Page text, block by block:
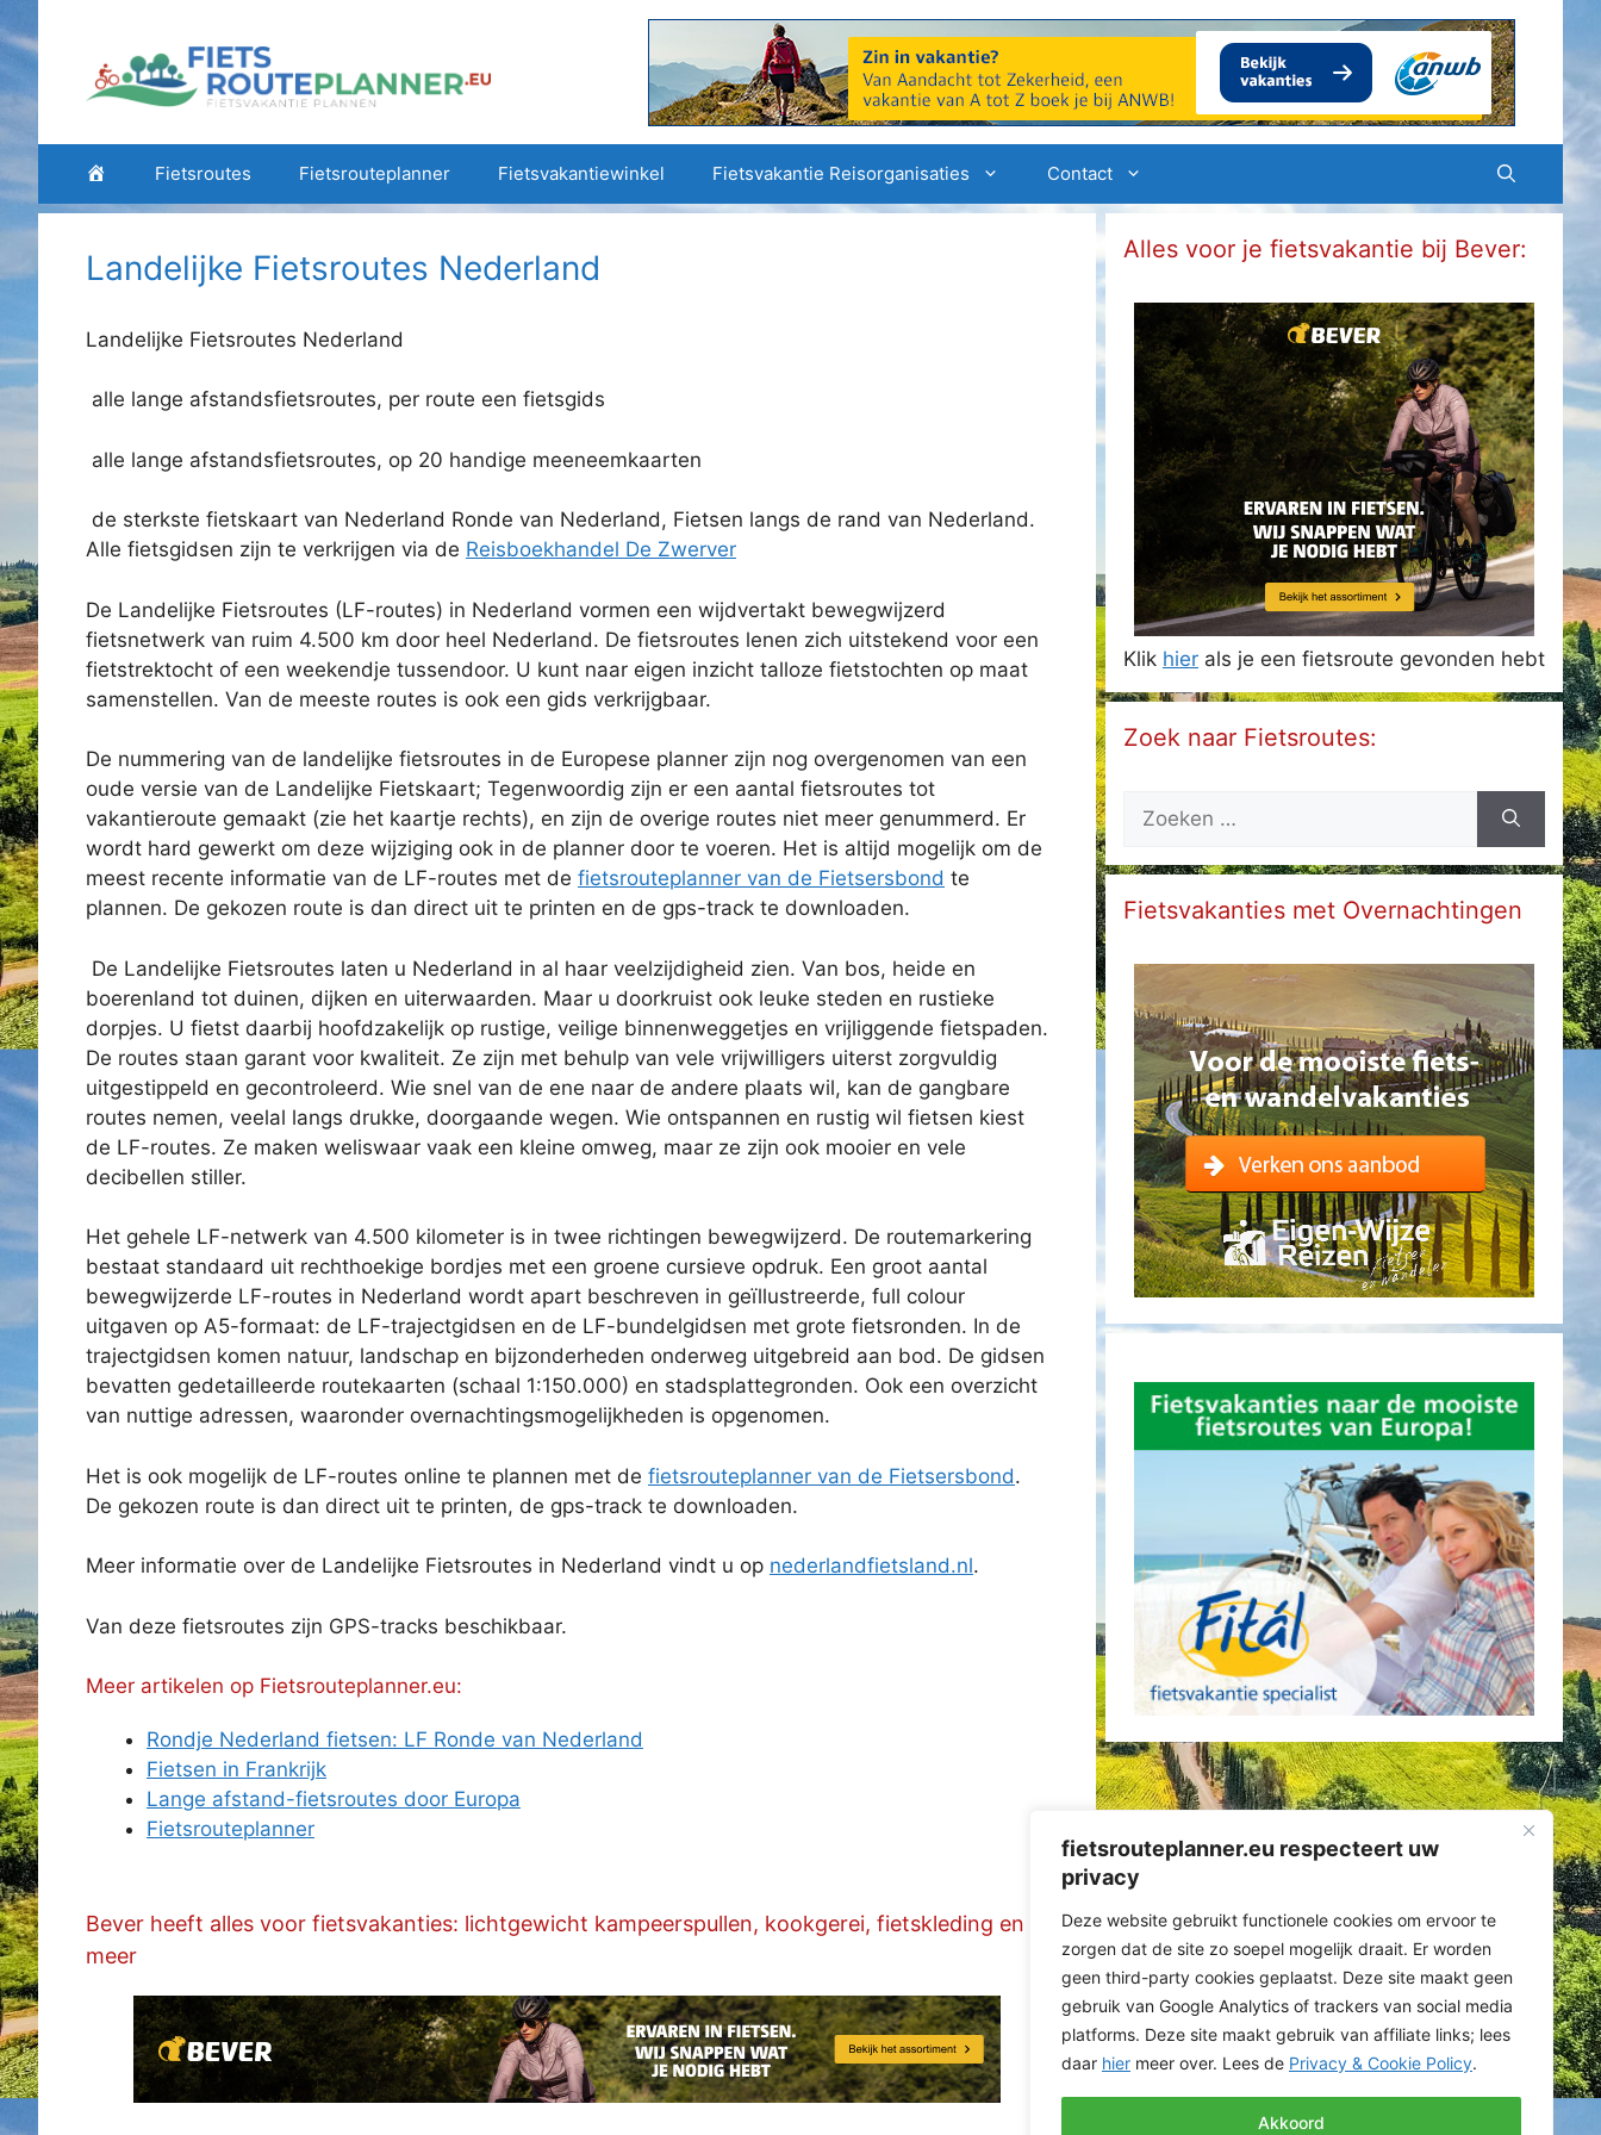
fietsrouteplanner.eu respecteert uw
privacy
Deze website gebruikt functionele cookies om ervoor te
zorgen dat de site zo soepel mogelijk draait. Er worden
geen third-party cookies geplaatst. Deze site maakt geen
gebruik van Google Analytics of trackers van social media
platforms. Deze site maakt gebruik van affiliate links; lees
daar hier meer over. Lees de Privacy & Cookie Policy.
Akkoord
naar
inhoud
Fietsroutes Fietsrouteplanner Fietsvakantiewinkel Fietsvakantie Reisorganisaties Contact
Landelijke Fietsroutes Nederland
Landelijke Fietsroutes Nederland
alle lange afstandsfietsroutes, per route een fietsgids
alle lange afstandsfietsroutes, op 20 handige meeneemkaarten
de sterkste fietskaart van Nederland Ronde van Nederland, Fietsen langs de rand van Nederland.
Alle fietsgidsen zijn te verkrijgen via de Reisboekhandel De Zwerver
De Landelijke Fietsroutes (LF-routes) in Nederland vormen een wijdvertakt bewegwijzerd
fietsnetwerk van ruim 4.500 km door heel Nederland. De fietsroutes lenen zich uitstekend voor een
fietstrektocht of een weekendje tussendoor. U kunt naar eigen inzicht talloze fietstochten op maat
samenstellen. Van de meeste routes is ook een gids verkrijgbaar.
De nummering van de landelijke fietsroutes in de Europese planner zijn nog overgenomen van een
oude versie van de Landelijke Fietskaart; Tegenwoordig zijn er een aantal fietsroutes tot
vakantieroute gemaakt (zie het kaartje rechts), en zijn de overige routes niet meer genummerd. Er
wordt hard gewerkt om deze wijziging ook in de planner door te voeren. Het is altijd mogelijk om de
meest recente informatie van de LF-routes met de fietsrouteplanner van de Fietsersbond te
plannen. De gekozen route is dan direct uit te printen en de gps-track te downloaden.
De Landelijke Fietsroutes laten u Nederland in al haar veelzijdigheid zien. Van bos, heide en
boerenland tot duinen, dijken en uiterwaarden. Maar u doorkruist ook leuke steden en rustieke
dorpjes. U fietst daarbij hoofdzakelijk op rustige, veilige binnenweggetjes en vrijliggende fietspaden.
De routes staan garant voor kwaliteit. Ze zijn met behulp van vele vrijwilligers uiterst zorgvuldig
uitgestippeld en gecontroleerd. Wie snel van de ene naar de andere plaats wil, kan de gangbare
routes nemen, veelal langs drukke, doorgaande wegen. Wie ontspannen en rustig wil fietsen kiest
de LF-routes. Ze maken weliswaar vaak een kleine omweg, maar ze zijn ook mooier en vele
decibellen stiller.
Het gehele LF-netwerk van 4.500 kilometer is in twee richtingen bewegwijzerd. De routemarkering
bestaat standaard uit rechthoekige bordjes met een groene cursieve opdruk. Een groot aantal
bewegwijzerde LF-routes in Nederland wordt apart beschreven in geïllustreerde, full colour
uitgaven op A5-formaat: de LF-trajectgidsen en de LF-bundelgidsen met grote fietsronden. In de
trajectgidsen komen natuur, landschap en bijzonderheden onderweg uitgebreid aan bod. De gidsen
bevatten gedetailleerde routekaarten (schaal 1:150.000) en stadsplattegronden. Ook een overzicht
van nuttige adressen, waaronder overnachtingsmogelijkheden is opgenomen.
Het is ook mogelijk de LF-routes online te plannen met de fietsrouteplanner van de Fietsersbond.
De gekozen route is dan direct uit te printen, de gps-track te downloaden.
Meer informatie over de Landelijke Fietsroutes in Nederland vindt u op nederlandfietsland.nl.
Van deze fietsroutes zijn GPS-tracks beschikbaar.
Meer artikelen op Fietsrouteplanner.eu:
Rondje Nederland fietsen: LF Ronde van Nederland
Fietsen in Frankrijk
Lange afstand-fietsroutes door Europa
Fietsrouteplanner
Bever heeft alles voor fietsvakanties: lichtgewicht kampeerspullen, kookgerei, fietskleding en
meer
Alles voor je fietsvakantie bij Bever:
Klik hier als je een fietsroute gevonden hebt
Zoek naar Fietsroutes:
Zoek
Fietsvakanties met Overnachtingen